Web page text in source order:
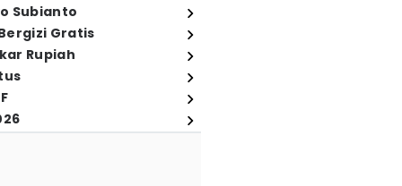
Subianto
Gratis
Rupiah